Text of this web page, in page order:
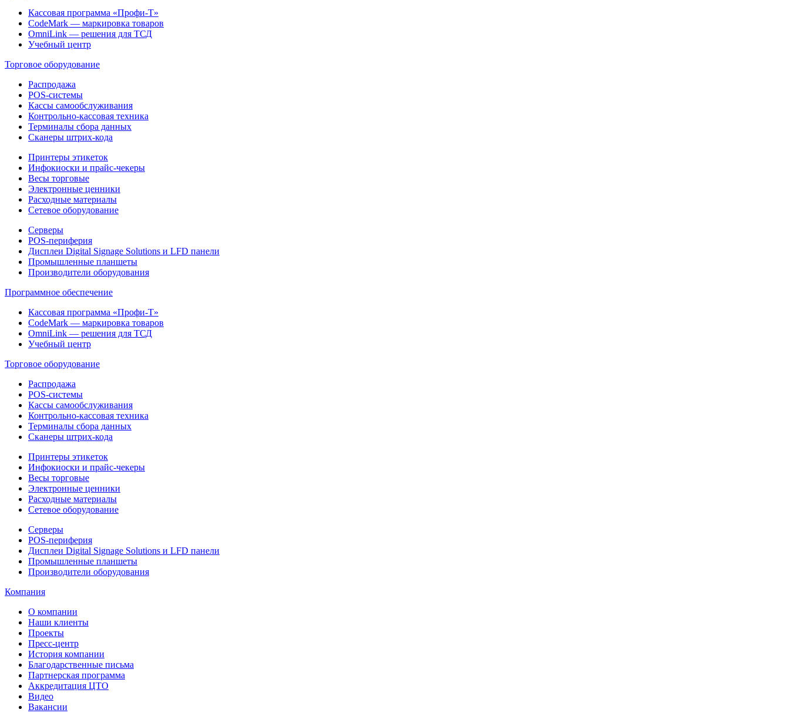
Кассовая программа «Профи-Т»
CodeMark — маркировка товаров
OmniLink — решения для ТСД
Учебный центр
Торговое оборудование
Распродажа
POS-системы
Кассы самообслуживания
Контрольно-кассовая техника
Терминалы сбора данных
Сканеры штрих-кода
Принтеры этикеток
Инфокиоски и прайс-чекеры
Весы торговые
Электронные ценники
Расходные материалы
Сетевое оборудование
Серверы
POS-периферия
Дисплеи Digital Signage Solutions и LFD панели
Промышленные планшеты
Производители оборудования
Программное обеспечение
Кассовая программа «Профи-Т»
CodeMark — маркировка товаров
OmniLink — решения для ТСД
Учебный центр
Торговое оборудование
Распродажа
POS-системы
Кассы самообслуживания
Контрольно-кассовая техника
Терминалы сбора данных
Сканеры штрих-кода
Принтеры этикеток
Инфокиоски и прайс-чекеры
Весы торговые
Электронные ценники
Расходные материалы
Сетевое оборудование
Серверы
POS-периферия
Дисплеи Digital Signage Solutions и LFD панели
Промышленные планшеты
Производители оборудования
Компания
О компании
Наши клиенты
Проекты
Пресс-центр
История компании
Благодарственные письма
Партнерская программа
Аккредитация ЦТО
Видео
Вакансии